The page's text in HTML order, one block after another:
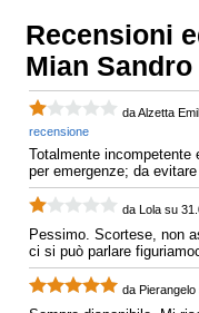
Recensioni
Mian Sandro
da Alzetta
recensione
Totalmente incompetente
per emergenze; da
da Lola su
Pessimo. Scortese, non
ci si può parlare
da